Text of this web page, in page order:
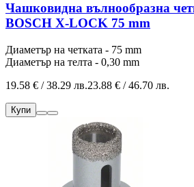
Чашковидна вълнообразна
BOSCH X-LOCK 75 mm
Диаметър на четката - 75 mm
Диаметър на телта - 0,30 mm
19.58 € / 38.29 лв.23.88 € / 46.70 лв.
Купи